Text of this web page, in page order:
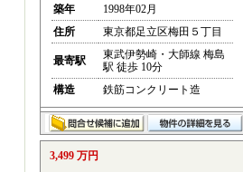
築年
1998年02月
住所
東京都足立区梅田５丁目
最寄駅
東武伊勢崎・大師線 梅島
駅 徒歩 10分
構造
鉄筋コンクリート造
3,499 万円